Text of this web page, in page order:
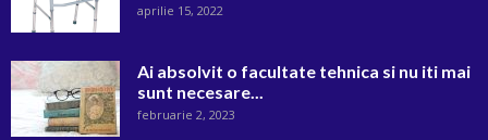
aprilie 15, 2022
Ai absolvit o facultate tehnica si nu iti mai
sunt necesare...
februarie 2, 2023